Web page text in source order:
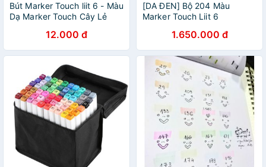
Bút Marker Touch liit 6 - Màu
Dạ Marker Touch Cây Lẻ
12.000 đ
[DA ĐEN] Bộ 204 Màu
Marker Touch Liit 6
1.650.000 đ